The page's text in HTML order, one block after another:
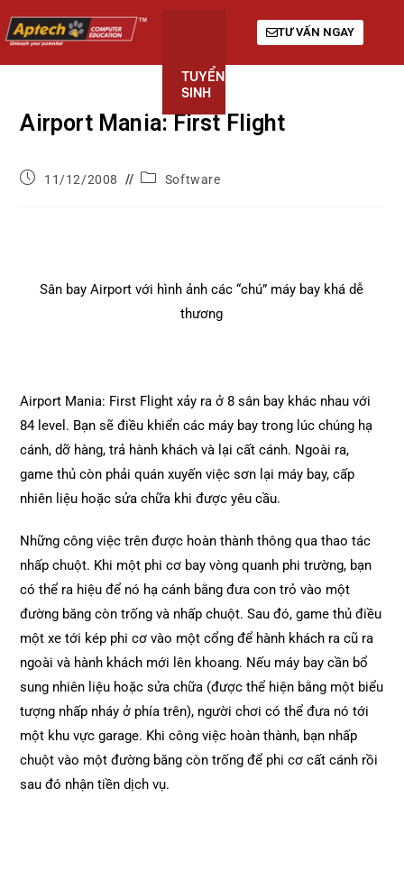
TUYỂN
SINH
TƯ VẤN NGAY
Airport Mania: First Flight
11/12/2008 Software
Sân bay Airport với hình ảnh các “chú” máy bay khá dễ
thương
Airport Mania: First Flight xảy ra ở 8 sân bay khác nhau với
84 level. Bạn sẽ điều khiển các máy bay trong lúc chúng hạ
cánh, dỡ hàng, trả hành khách và lại cất cánh. Ngoài ra,
game thủ còn phải quán xuyến việc sơn lại máy bay, cấp
nhiên liệu hoặc sửa chữa khi được yêu cầu.
Những công việc trên được hoàn thành thông qua thao tác
nhấp chuột. Khi một phi cơ bay vòng quanh phi trường, bạn
có thể ra hiệu để nó hạ cánh bằng đưa con trỏ vào một
đường băng còn trống và nhấp chuột. Sau đó, game thủ điều
một xe tới kép phi cơ vào một cổng để hành khách ra cũ ra
ngoài và hành khách mới lên khoang. Nếu máy bay cần bổ
sung nhiên liệu hoặc sửa chữa (được thể hiện bằng một biểu
tượng nhấp nháy ở phía trên), người chơi có thể đưa nó tới
một khu vực garage. Khi công việc hoàn thành, bạn nhấp
chuột vào một đường băng còn trống để phi cơ cất cánh rồi
sau đó nhận tiền dịch vụ.